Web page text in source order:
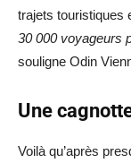
trajets touristiques
30 000 voyageurs
souligne Odin
Une
Voilà qu’après